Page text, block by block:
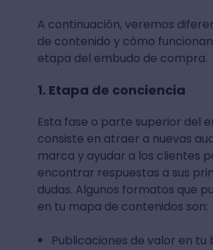
A continuación, veremos
de contenido y cómo
etapa del embudo de compra.
1. Etapa de conciencia
Esta fase o parte superior del
consiste en atraer a nuevas
marca y ayudar a los clientes
encontrar respuestas a sus
dudas. Algunos formatos que
en tu mapa de contenidos son:
Publicaciones de valor en tu